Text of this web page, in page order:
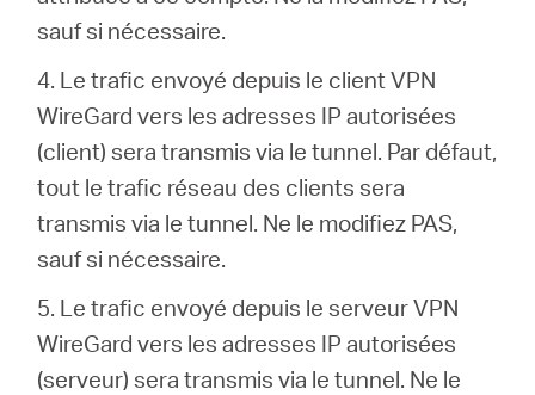
sauf si nécessaire.
4. Le trafic envoyé depuis le client VPN
WireGard vers les adresses IP autorisées
(client) sera transmis via le tunnel. Par défaut,
tout le trafic réseau des clients sera
transmis via le tunnel. Ne le modifiez PAS,
sauf si nécessaire.
5. Le trafic envoyé depuis le serveur VPN
WireGard vers les adresses IP autorisées
(serveur) sera transmis via le tunnel. Ne le